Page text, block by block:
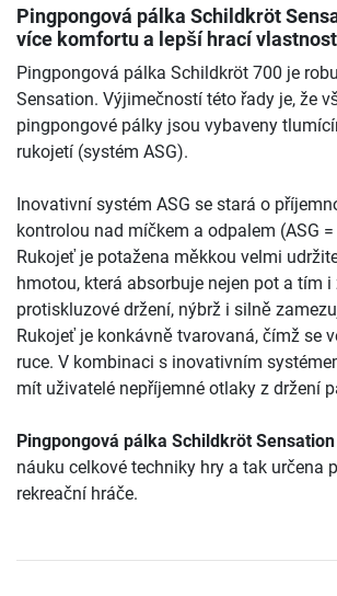
Pingpongová pálka Schildkröt
více komfortu a lepší hrací
Pingpongová pálka Schildkröt 700 je
Sensation. Výjimečností této řady je, že
pingpongové pálky jsou vybaveny
rukojetí (systém ASG).
Inovativní systém ASG se stará o
kontrolou nad míčkem a odpalem (ASG
Rukojeť je potažena měkkou velmi
hmotou, která absorbuje nejen pot a tím i
protiskluzové držení, nýbrž i silně
Rukojeť je konkávně tvarovaná, čímž se
ruce. V kombinaci s inovativním
mít uživatelé nepříjemné otlaky z držení
Pingpongová pálka Schildkröt
náuku celkové techniky hry a tak určena
rekreační hráče.